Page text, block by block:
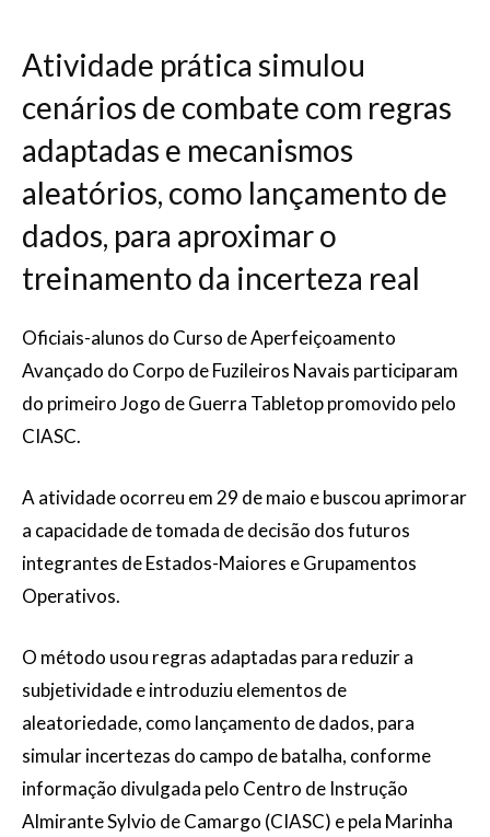
Atividade prática simulou
cenários de combate com regras
adaptadas e mecanismos
aleatórios, como lançamento de
dados, para aproximar o
treinamento da incerteza real
Oficiais-alunos do Curso de Aperfeiçoamento
Avançado do Corpo de Fuzileiros Navais participaram
do primeiro Jogo de Guerra Tabletop promovido pelo
CIASC.
A atividade ocorreu em 29 de maio e buscou aprimorar
a capacidade de tomada de decisão dos futuros
integrantes de Estados-Maiores e Grupamentos
Operativos.
O método usou regras adaptadas para reduzir a
subjetividade e introduziu elementos de
aleatoriedade, como lançamento de dados, para
simular incertezas do campo de batalha, conforme
informação divulgada pelo Centro de Instrução
Almirante Sylvio de Camargo (CIASC) e pela Marinha